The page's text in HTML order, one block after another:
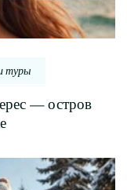
туры
— остров